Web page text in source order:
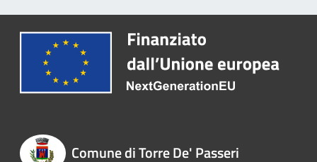
Comune di Torre De' Passeri